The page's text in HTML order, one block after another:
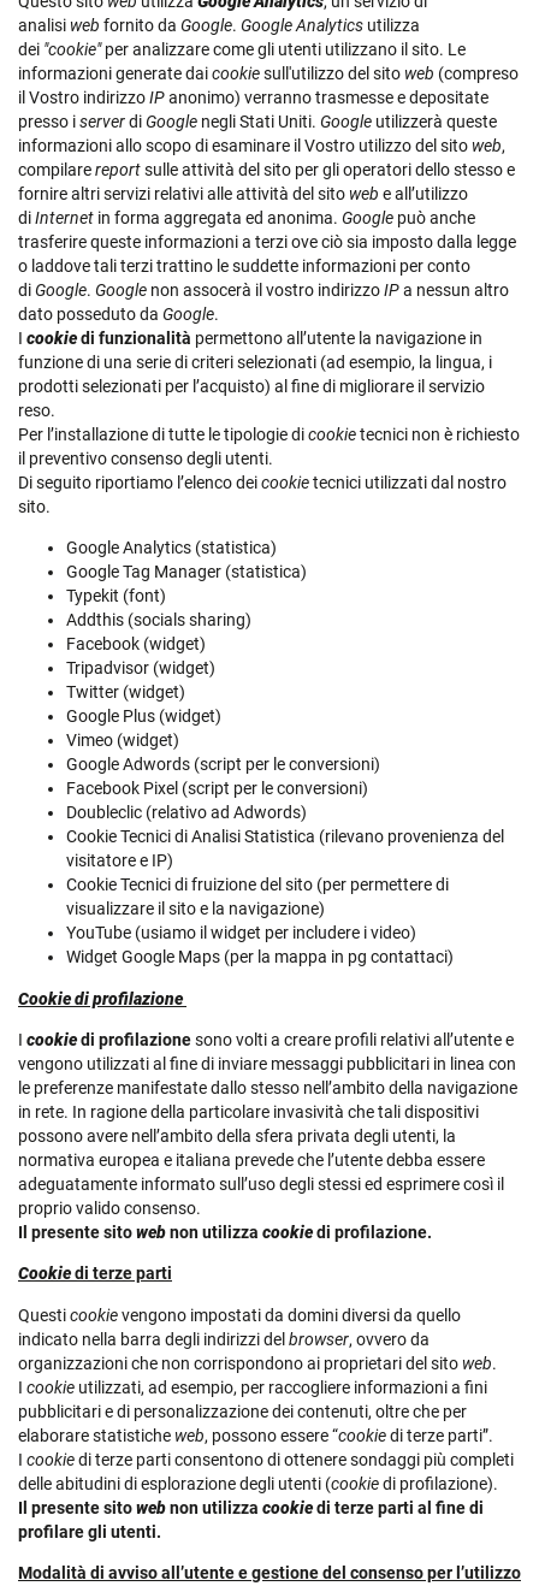
analisi web fornito da Google. Google Analytics utilizza
dei "cookie"per analizzare come gli utenti utilizzano il sito. Le
informazioni generate daicookiesull'utilizzo del sito web (compreso
il Vostro indirizzoIPanonimo) verranno trasmesse e depositate
presso iserverdiGoogle negli Stati Uniti. Google utilizzerà queste
informazioni allo scopo di esaminare il Vostro utilizzo del sito web,
compilarereportsulle attività del sito per gli operatori dello stesso e
fornire altri servizi relativi alle attività del sito web e all’utilizzo
diInternet in forma aggregata ed anonima. Google può anche
trasferire queste informazioni a terzi ove ciò sia imposto dalla legge
o laddove tali terzi trattino le suddette informazioni per conto
diGoogle. Google non assocerà il vostro indirizzoIPa nessun altro
dato posseduto da Google.
I cookiedi funzionalità permettono all’utente la navigazione in
funzione di una serie di criteri selezionati (ad esempio, la lingua, i
prodotti selezionati per l’acquisto) al fine di migliorare il servizio
reso.
Per l’installazione di tutte le tipologie dicookietecnici non è richiesto
il preventivo consenso degli utenti.
Di seguito riportiamo l’elenco deicookietecnici utilizzati dal nostro
sito.
Google Analytics (statistica)
Google Tag Manager (statistica)
Typekit (font)
Addthis (socials sharing)
Facebook (widget)
Tripadvisor (widget)
Twitter (widget)
Google Plus (widget)
Vimeo (widget)
Google Adwords (script per le conversioni)
Facebook Pixel (script per le conversioni)
Doubleclic (relativo ad Adwords)
Cookie Tecnici di Analisi Statistica (rilevano provenienza del
visitatore e IP)
Cookie Tecnici di fruizione del sito (per permettere di
visualizzare il sito e la navigazione)
YouTube (usiamo il widget per includere i video)
Widget Google Maps (per la mappa in pg contattaci)
Cookie di profilazione
I cookiedi profilazionesono volti a creare profili relativi all’utente e
vengono utilizzati al fine di inviare messaggi pubblicitari in linea con
le preferenze manifestate dallo stesso nell’ambito della navigazione
in rete. In ragione della particolare invasività che tali dispositivi
possono avere nell’ambito della sfera privata degli utenti, la
normativa europea e italiana prevede che l’utente debba essere
adeguatamente informato sull’uso degli stessi ed esprimere così il
proprio valido consenso.
Il presente sitowebnon utilizza cookiedi profilazione.
Cookiedi terze parti
Questicookievengono impostati da domini diversi da quello
indicato nella barra degli indirizzi del browser, ovvero da
organizzazioni che non corrispondono ai proprietari del sito web.
I cookie utilizzati, ad esempio, per raccogliere informazioni a fini
pubblicitari e di personalizzazione dei contenuti, oltre che per
elaborare statistiche web, possono essere “cookiedi terze parti”.
I cookiedi terze parti consentono di ottenere sondaggi più completi
delle abitudini di esplorazione degli utenti (cookiedi profilazione).
Il presente sitowebnon utilizza cookiedi terze parti al fine di
profilare gli utenti.
Modalità di avviso all’utente e gestione del consenso per l’utilizzo